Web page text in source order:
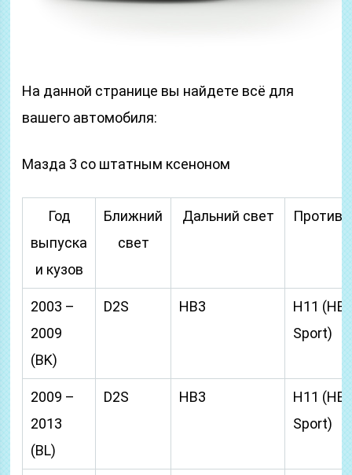
На данной странице вы найдете всё для
вашего автомобиля:
Мазда 3 со штатным ксеноном
Год
выпуска
и кузов
Ближний
свет
Дальний свет
2003 –
2009
(BK)
D2S HB3
H11
Sport)
2009 –
2013
(BL)
D2S HB3
H11
Sport)